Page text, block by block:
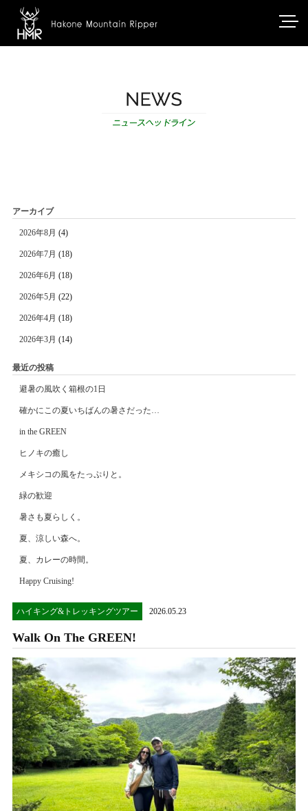
アーカイブ
2026年8月 (4)
2026年7月 (18)
2026年6月 (18)
2026年5月 (22)
2026年4月 (18)
2026年3月 (14)
最近の投稿
避暑の風吹く箱根の1日
確かにこの夏いちばんの暑さだった…
in the GREEN
ヒノキの癒し
メキシコの風をたっぷりと。
緑の歓迎
暑さも夏らしく。
夏、涼しい森へ。
夏、カレーの時間。
Happy Cruising!
ハイキング&トレッキングツアー 2026.05.23
Walk On The GREEN!